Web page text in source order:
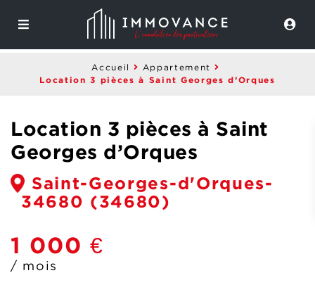
Accueil Appartement
Location 3 pièces à Saint Georges d’Orques
Location 3 pièces à Saint
Georges d’Orques
Saint-Georges-d'Orques-
34680 (34680)
1 000 €
/ mois